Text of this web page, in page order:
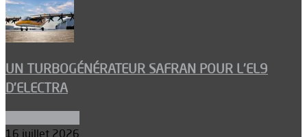
UN TURBOGÉNÉRATEUR SAFRAN POUR L’EL9
D’ELECTRA
16 juillet 2026